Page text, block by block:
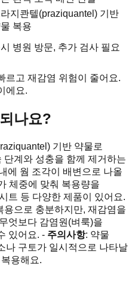
라지콴텔(praziquantel) 기반
복용
병원 방문, 추가 검사 필요
르고 재감염 위험이 줄어요.
에요.
나요?
기반 약물로
단계와 성충을 함께 제거하는
에 웜 조각이 배변으로 나올
체중에 맞춰 복용량을
트 등 다양한 제품이 있어요.
용으로 충분하지만, 재감염을
엇보다 감염원(벼룩)을
있어요. - 주의사항: 약물
나 구토가 일시적으로 나타날
용해요.